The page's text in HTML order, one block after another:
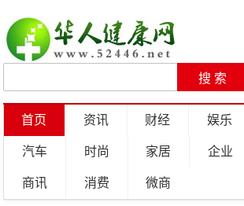
首页 资讯 财经 娱乐
汽车 时尚 家居 企业
商讯 消费 微商